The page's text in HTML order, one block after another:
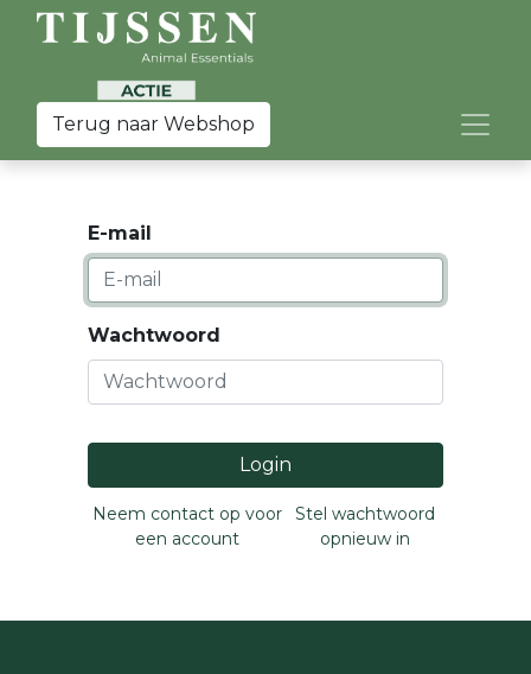
Terug naar Webshop
E-mail
Wachtwoord
Login
Neem contact op voor
een account
Stel wachtwoord
opnieuw in